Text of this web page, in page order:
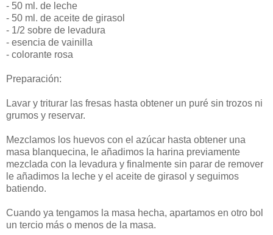
- 50 ml. de leche
- 50 ml. de aceite de girasol
- 1/2 sobre de levadura
- esencia de vainilla
- colorante rosa
Preparación:
Lavar y triturar las fresas hasta obtener un puré sin trozos ni
grumos y reservar.
Mezclamos los huevos con el azúcar hasta obtener una
masa blanquecina, le añadimos la harina previamente
mezclada con la levadura y finalmente sin parar de remover
le añadimos la leche y el aceite de girasol y seguimos
batiendo.
Cuando ya tengamos la masa hecha, apartamos en otro bol
un tercio más o menos de la masa.